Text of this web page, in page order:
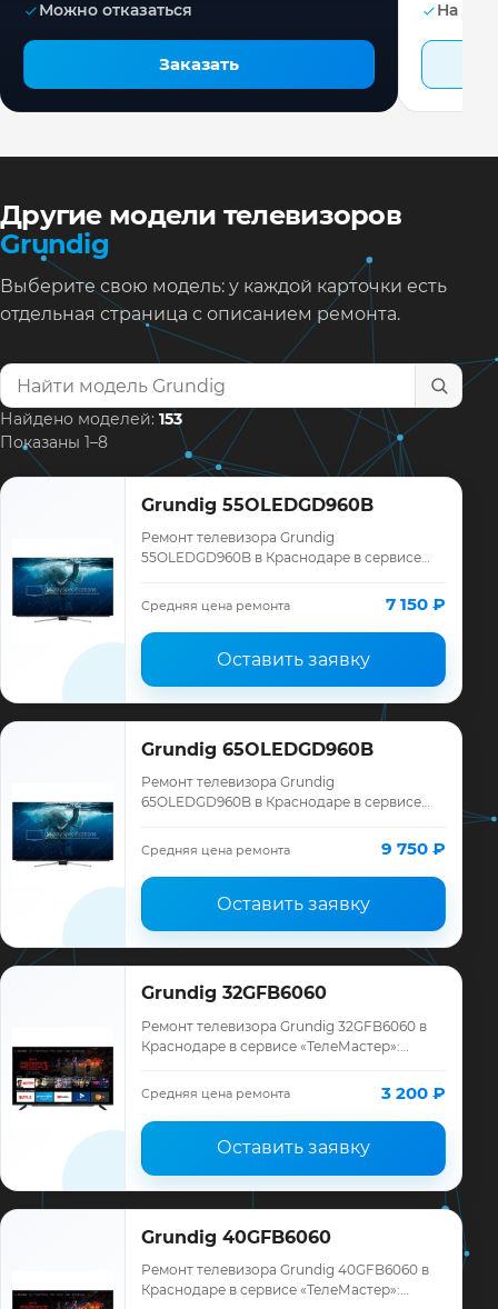
Можно отказаться
Заказать
На
Другие модели телевизоров
Grundig
Выберите свою модель: у каждой карточки есть
отдельная страница с описанием ремонта.
Найти модель телевизора
Найдено моделей: 153
Показаны 1–8
Grundig 55OLEDGD960B
Ремонт телевизора Grundig
55OLEDGD960B в Краснодаре в сервисе
Grundig, смета до ремонта, запчасти и
гарантия до 12 месяце…
Средняя цена ремонта 7 150 ₽
Оставить заявку
Grundig 65OLEDGD960B
Ремонт телевизора Grundig
65OLEDGD960B в Краснодаре в сервисе
Grundig, смета до ремонта, запчасти и
гарантия до 12 месяце…
Средняя цена ремонта 9 750 ₽
Оставить заявку
Grundig 32GFB6060
Ремонт телевизора Grundig 32GFB6060 в
Краснодаре в сервисе «ТелеМастер»:
ремонта, запчасти и гарантия до 12
месяцев.
Средняя цена ремонта 3 200 ₽
Оставить заявку
Grundig 40GFB6060
Ремонт телевизора Grundig 40GFB6060 в
Краснодаре в сервисе «ТелеМастер»: